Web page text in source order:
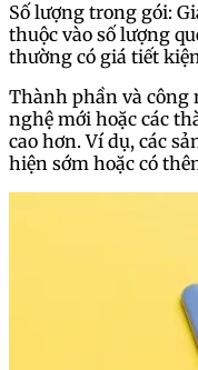
Số lượng trong gói:
thuộc vào số lượng
thường có giá tiết
Thành phần và công
nghệ mới hoặc các
cao hơn. Ví dụ, các
hiện sớm hoặc có